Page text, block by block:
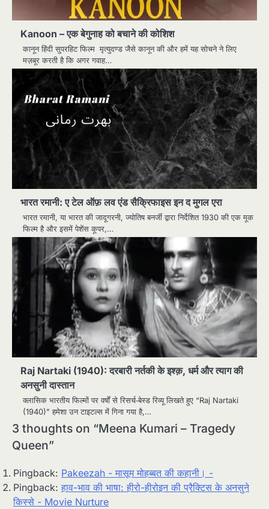
Kanoon – एक बेगुनाह को बचाने की कोशिश
कानून हिंदी सुपरहिट फिल्म मृत्युदण्ड जैसे कानून की और हमें यह सोचने ने लिए
मज़बूर करती है कि अगर गवाह…
भारत रमानी: ए टेल ऑफ़ लव एंड सैक्रिफाइस इन द मुगल एरा
भारत रमानी, या भारत की जादूगरनी, ज्योतिष बनर्जी द्वारा निर्देशित 1930 की एक मूक
फिल्म है और इसमें पेशेंस कूपर,…
Raj Nartaki (1940): दरबारी नर्तकी के इश्क़, धर्म और त्याग की
अनसुनी दास्तान
क्लासिक भारतीय फिल्मों पर वर्षों से रिसर्च‑बेस्ड रिव्यू लिखते हुए “Raj Nartaki
(1940)” हमेशा उन टाइटल्स में गिना गया है,…
3 thoughts on “Meena Kumari – Tragedy
Queen”
Pingback: Pakeezah - मासूम मोहब्बत की कहानी। -
Pingback: हाव-भाव की भाषा: हीरो-हीरोइन की प्रैक्टिस के अनसुने
किस्से - Movie Nurture